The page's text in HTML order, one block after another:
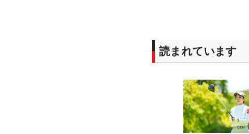
読まれています